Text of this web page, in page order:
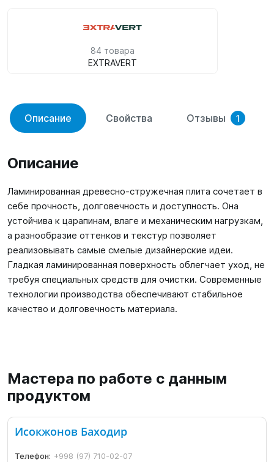
84 товара
EXTRAVERT
Описание Свойства Отзывы 1
Описание
Ламинированная древесно-стружечная плита сочетает в
себе прочность, долговечность и доступность. Она
устойчива к царапинам, влаге и механическим нагрузкам,
а разнообразие оттенков и текстур позволяет
реализовывать самые смелые дизайнерские идеи.
Гладкая ламинированная поверхность облегчает уход, не
требуя специальных средств для очистки. Современные
технологии производства обеспечивают стабильное
качество и долговечность материала.
Мастера по работе с данным
продуктом
Исокжонов Баходир
Телефон: +998 (97) 710-02-07